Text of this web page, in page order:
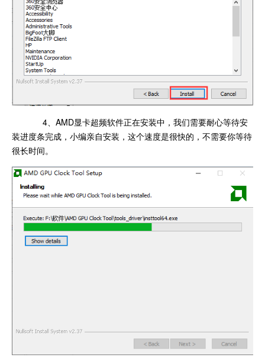
4、AMD显卡超频软件正在安装中，我们需要耐心等待安
装进度条完成，小编亲自安装，这个速度是很快的，不需要你等待
很长时间。